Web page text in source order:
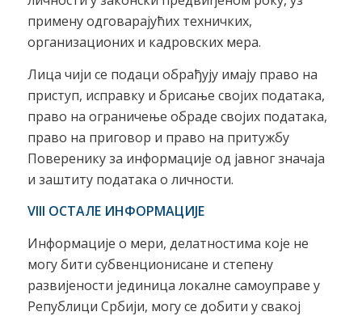
примену одговарајућих техничких,
организационих и кадровских мера.
Лица чији се подаци обрађују имају право на
приступ, исправку и брисање својих података,
право на ограничење обраде својих података,
право на приговор и право на притужбу
Поверенику за информације од јавног значаја
и заштиту података о личности.
VIII ОСТАЛЕ ИНФОРМАЦИЈЕ
Информације о мери, делатностима које не
могу бити субвенционисане и степену
развијености јединица локалне самоуправе у
Републици Србији, могу се добити у свакој